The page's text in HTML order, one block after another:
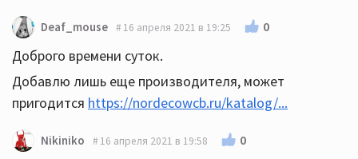
Deaf_mouse 16 апреля 2021 в 19:25 0
Доброго времени суток.
Добавлю лишь еще производителя, может
пригодится https://nordecowcb.ru/katalog/...
Nikiniko 16 апреля 2021 в 19:58 0